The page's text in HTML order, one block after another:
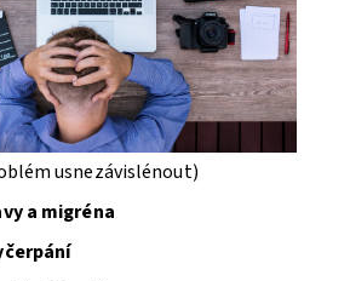
usnezávislénout)
a migréna